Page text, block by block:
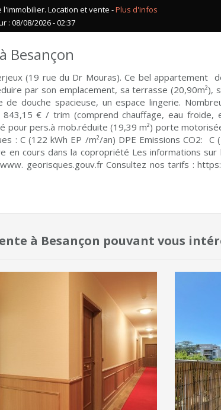
Location et vente -Plus d'infos
: 08/08/2026 - 02:37
Besançon
(19 rue du Dr Mouras). Ce bel appartement
par son emplacement, sa terrasse (20,90m²),
douche spacieuse, un espace lingerie.
€ / trim (comprend chauffage, eau froide,
pour pers.à mob.réduite (19,39 m²) porte
: C (122 kWh EP /m²/an) DPE Emissions CO2: C
en cours dans la copropriété Les informations
georisques.gouv.fr Consultez nos tarifs :
à Besançon pouvant vous